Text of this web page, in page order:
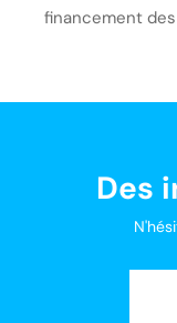
financement
Des